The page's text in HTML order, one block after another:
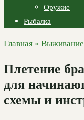
Оружие
Рыбалка
Главная » Выживание
Плетение
для
схемы и